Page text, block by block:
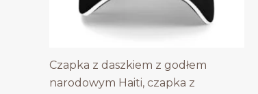
Czapka z daszkiem z godłem
narodowym Haiti, czapka z